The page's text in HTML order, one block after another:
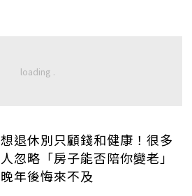
想退休別只顧錢和健康！很多
人忽略「房子能否陪你變老」
晚年後悔來不及